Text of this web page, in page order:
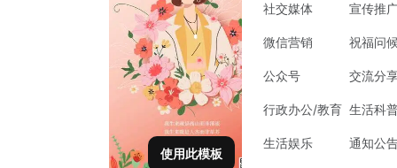
社交媒体
微信营销
公众号
行政办公/教育
生活娱乐
宣传推
祝福问
交流分
生活科
通知公
使用此模板